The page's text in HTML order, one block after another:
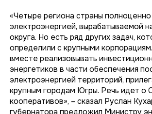
«Четыре региона страны
электроэнергией, вырабатываемой
округа. Но есть ряд других задач,
определили с крупными
вместе реализовывать
энергетиков в части обеспечения
электроэнергией территорий,
крупным городам Югры. Речь идет о
кооперативов», – сказал Руслан
губернатора предложил Министру